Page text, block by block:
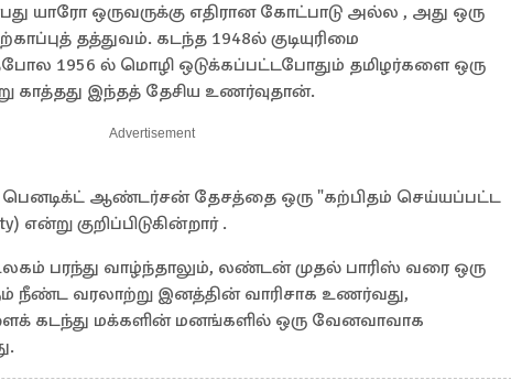
யாரோ ஒருவருக்கு எதிரான கோட்பாடு அல்ல , அது ஒரு
தத்துவம். கடந்த 1948ல் குடியுரிமை
1956 ல் மொழி ஒடுக்கப்பட்டபோதும் தமிழர்களை ஒரு
காத்தது இந்தத் தேசிய உணர்வுதான்.
Advertisement
ஆண்டர்சன் தேசத்தை ஒரு "கற்பிதம் செய்யப்பட்ட
என்று குறிப்பிடுகின்றார் .
பரந்து வாழ்ந்தாலும், லண்டன் முதல் பாரிஸ் வரை ஒரு
நீண்ட வரலாற்று இனத்தின் வாரிசாக உணர்வது,
கடந்து மக்களின் மனங்களில் ஒரு வேனவாவாக